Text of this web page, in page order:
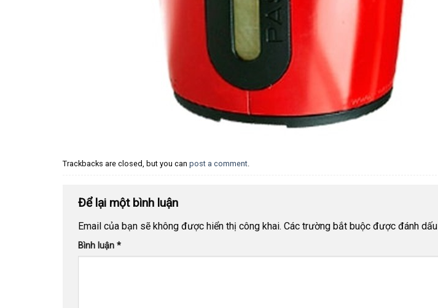
Trackbacks are closed, but you can post a comment.
Để lại một bình luận
Email của bạn sẽ không được hiển thị công khai. Các trường bắt buộc được đánh dấu
Bình luận *